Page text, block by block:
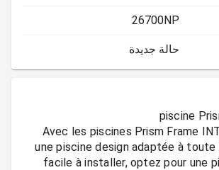
26700NP
حالة جديدة
Avec les piscines Prism Frame
une piscine design adaptée à
facile à installer, optez pour une